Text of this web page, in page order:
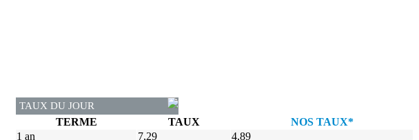
TAUX DU JOUR
TERME TAUX
NOS TAUX*
1 an
7,29
4,89